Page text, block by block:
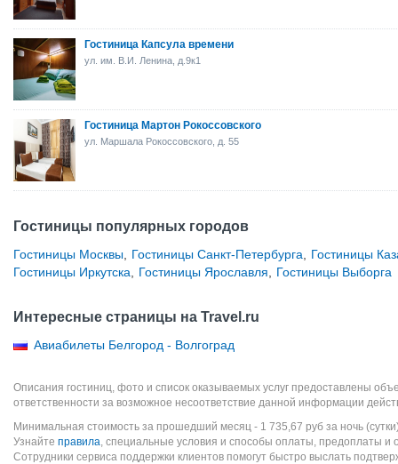
Гостиница Капсула времени
ул. им. В.И. Ленина, д.9к1
Гостиница Мартон Рокоссовского
ул. Маршала Рокоссовского, д. 55
Гостиницы популярных городов
Гостиницы Москвы Гостиницы Санкт-Петербурга
Гостиницы
Гостиницы Иркутска
Гостиницы Ярославля Гостиницы Выборга
Интересные страницы на Travel.ru
Авиабилеты Белгород - Волгоград
Описания гостиниц, фото и список оказываемых услуг предоставлены
ответственности за возможное несоответствие данной информации
Минимальная стоимость за прошедший месяц - 1 735,67 руб за ночь
Узнайте правила, специальные условия и способы оплаты, предоплаты и
Сотрудники сервиса поддержки клиентов помогут быстро выслать